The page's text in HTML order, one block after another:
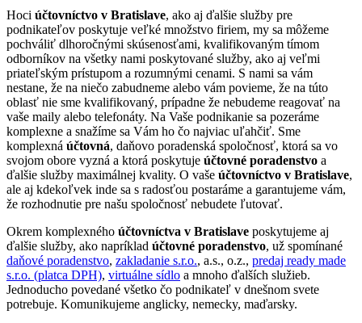
Hoci účtovníctvo v Bratislave, ako aj ďalšie služby pre
podnikateľov poskytuje veľké množstvo firiem, my sa môžeme
pochváliť dlhoročnými skúsenosťami, kvalifikovaným tímom
odborníkov na všetky nami poskytované služby, ako aj veľmi
priateľským prístupom a rozumnými cenami. S nami sa vám
nestane, že na niečo zabudneme alebo vám povieme, že na túto
oblasť nie sme kvalifikovaný, prípadne že nebudeme reagovať na
vaše maily alebo telefonáty. Na Vaše podnikanie sa pozeráme
komplexne a snažíme sa Vám ho čo najviac uľahčiť. Sme
komplexná účtovná, daňovo poradenská spoločnosť, ktorá sa vo
svojom obore vyzná a ktorá poskytuje účtovné poradenstvo a
ďalšie služby maximálnej kvality. O vaše účtovníctvo v Bratislave,
ale aj kdekoľvek inde sa s radosťou postaráme a garantujeme vám,
že rozhodnutie pre našu spoločnosť nebudete ľutovať.
Okrem komplexného účtovníctva v Bratislave poskytujeme aj
ďalšie služby, ako napríklad účtovné poradenstvo, už spomínané
daňové poradenstvo, zakladanie s.r.o., a.s., o.z., predaj ready made
s.r.o. (platca DPH), virtuálne sídlo a mnoho ďalších služieb.
Jednoducho povedané všetko čo podnikateľ v dnešnom svete
potrebuje. Komunikujeme anglicky, nemecky, maďarsky.